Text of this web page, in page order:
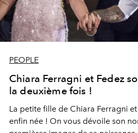
PEOPLE
Chiara Ferragni et Fedez
la deuxième fois !
La petite fille de Chiara Ferragni
enfin née ! On vous dévoile son